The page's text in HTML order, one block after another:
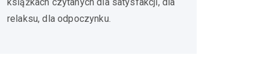
relaksu, dla odpoczynku.